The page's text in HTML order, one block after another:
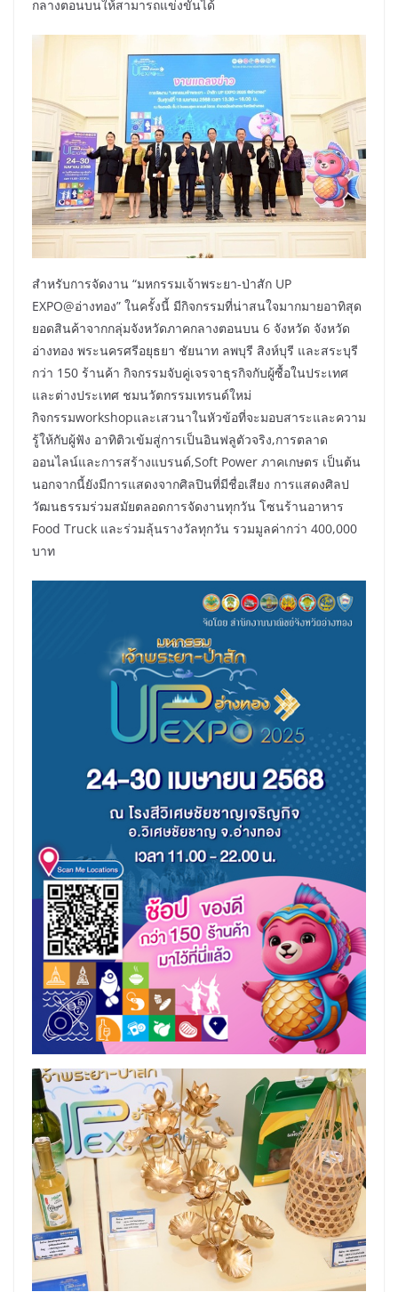
กลางตอนบนให้สามารถแข่งขันได้
สำหรับการจัดงาน “มหกรรมเจ้าพระยา-ป่าสัก UP
EXPO@อ่างทอง” ในครั้งนี้ มีกิจกรรมที่น่าสนใจมากมายอาทิสุด
ยอดสินค้าจากกลุ่มจังหวัดภาคกลางตอนบน 6 จังหวัด จังหวัด
อ่างทอง พระนครศรีอยุธยา ชัยนาท ลพบุรี สิงห์บุรี และสระบุรี
กว่า 150 ร้านค้า กิจกรรมจับคู่เจรจาธุรกิจกับผู้ซื้อในประเทศ
และต่างประเทศ ชมนวัตกรรมเทรนด์ใหม่
กิจกรรมworkshopและเสวนาในหัวข้อที่จะมอบสาระและความ
รู้ให้กับผู้ฟัง อาทิติวเข้มสู่การเป็นอินฟลูตัวจริง,การตลาด
ออนไลน์และการสร้างแบรนด์,Soft Power ภาคเกษตร เป็นต้น
นอกจากนี้ยังมีการแสดงจากศิลปินที่มีชื่อเสียง การแสดงศิลป
วัฒนธรรมร่วมสมัยตลอดการจัดงานทุกวัน โซนร้านอาหาร
Food Truck และร่วมลุ้นรางวัลทุกวัน รวมมูลค่ากว่า 400,000
บาท